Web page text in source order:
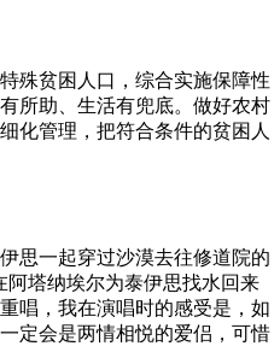
贫困人口，综合实施保障性
有所助、生活有兜底。做好农村
管理，把符合条件的贫困人
思一起穿过沙漠去往修道院的
“在阿塔纳埃尔为泰伊思找水回来
，我在演唱时的感受是，如
定会是两情相悦的爱侣，可惜